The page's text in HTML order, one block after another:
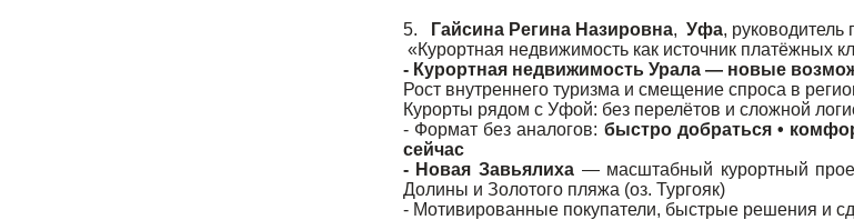
5. Гайсина Регина Назировна, Уфа, руководитель
«Курортная недвижимость как источник платёжных
- Курортная недвижимость Урала — новые
Рост внутреннего туризма и смещение спроса в
Курорты рядом с Уфой: без перелётов и сложной
- Формат без аналогов: быстро добраться •
сейчас
- Новая Завьялиха — масштабный курортный
Долины и Золотого пляжа (оз. Тургояк)
- Мотивированные покупатели, быстрые решения и